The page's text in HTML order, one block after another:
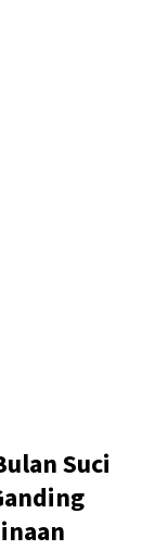
Suci